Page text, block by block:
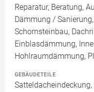
Reparatur, Beratung,
Dämmung /
Schornsteinbau,
Einblasdämmung,
Hohlraumdämmung,
GEBÄUDETEILE